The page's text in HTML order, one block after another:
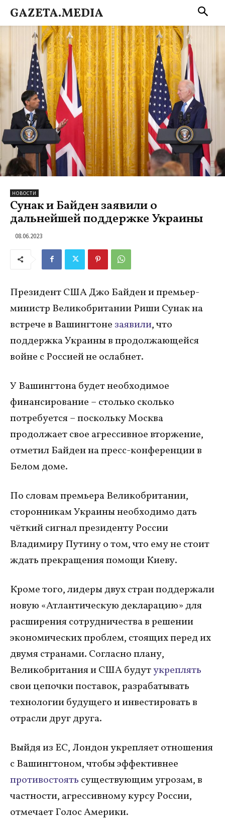
GAZETA.MEDIA
НОВОСТИ
Сунак и Байден заявили о
дальнейшей поддержке Украины
08.06.2023
Президент США Джо Байден и премьер-
министр Великобритании Риши Сунак на
встрече в Вашингтоне заявили, что
поддержка Украины в продолжающейся
войне с Россией не ослабнет.
У Вашингтона будет необходимое
финансирование – столько сколько
потребуется – поскольку Москва
продолжает свое агрессивное вторжение,
отметил Байден на пресс-конференции в
Белом доме.
По словам премьера Великобритании,
сторонникам Украины необходимо дать
чёткий сигнал президенту России
Владимиру Путину о том, что ему не стоит
ждать прекращения помощи Киеву.
Кроме того, лидеры двух стран поддержали
новую «Атлантическую декларацию» для
расширения сотрудничества в решении
экономических проблем, стоящих перед их
двумя странами. Согласно плану,
Великобритания и США будутукреплять
свои цепочки поставок, разрабатывать
технологии будущего и инвестировать в
отрасли друг друга.
Выйдя из ЕС, Лондон укрепляет отношения
с Вашингтоном, чтобы эффективнее
противостоять существующим угрозам, в
частности, агрессивному курсу России,
отмечает Голос Америки.